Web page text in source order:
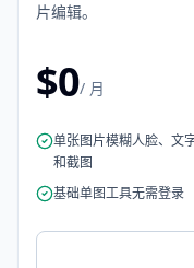
片编辑。
$0/ 月
单张图片模糊人脸、文
和截图
基础单图工具无需登录